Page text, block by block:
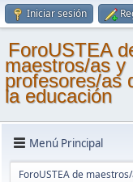
Iniciar sesión
ForoUSTEA
maestros/as y
profesores/as
la educación
Menú Principal
ForoUSTEA de